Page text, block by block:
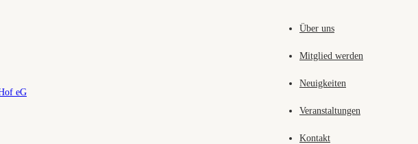
Über uns
Mitglied werden
Neuigkeiten
Veranstaltungen
Kontakt